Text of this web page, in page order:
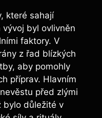
které sahají
byl ovlivněn
faktory. V
z ⁣řad blízkých
aby pomohly
příprav. Hlavním
před⁢ zlými
bylo důležité v